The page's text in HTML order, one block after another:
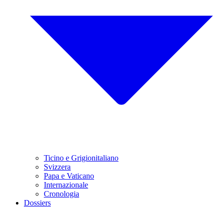
Ticino e Grigionitaliano
Svizzera
Papa e Vaticano
Internazionale
Cronologia
Dossiers